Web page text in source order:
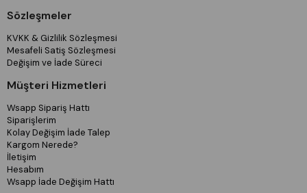
Sözleşmeler
KVKK & Gizlilik Sözleşmesi
Mesafeli Satiş Sözleşmesi
Değişim ve İade Süreci
Müşteri Hizmetleri
Wsapp Sipariş Hattı
Siparişlerim
Kolay Değişim İade Talep
Kargom Nerede?
İletişim
Hesabım
Wsapp İade Değişim Hattı